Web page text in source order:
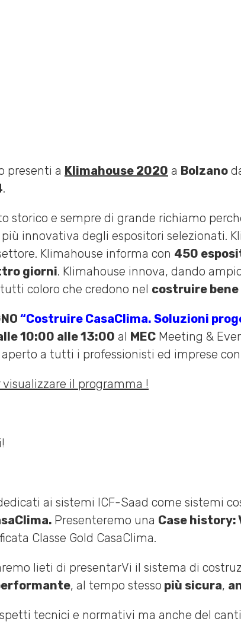
presenti a Klimahouse 2020 a Bolzano
.
storico e sempre di grande richiamo
innovativa degli espositori selezionati.
Klimahouse informa con 450
giorni. Klimahouse innova, dando
coloro che credono nel costruire bene
“Costruire CasaClima. Soluzioni
10:00 alle 13:00 al MEC Meeting &
aperto a tutti i professionisti ed imprese
il programma !
ai sistemi ICF-Saad come sistemi
Presenteremo una Case history:
Classe Gold CasaClima.
lieti di presentarVi il sistema di
, al tempo stesso più sicura,
tecnici e normativi ma anche del